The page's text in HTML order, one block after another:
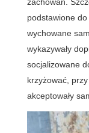
podstawione
wychowane
wykazywały
socjalizowane
krzyżować,
akceptowały